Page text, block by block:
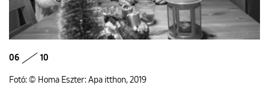
06 10
Fotó: © Homa Eszter: Apa itthon, 2019